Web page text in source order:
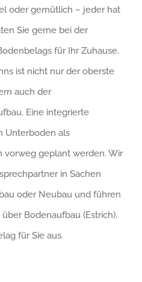
oder gemütlich – jeder hat
Sie gerne bei der
für Ihr Zuhause.
ist nicht nur der oberste
auch der
Eine integrierte
Unterboden als
vorweg geplant werden. Wir
in Sachen
oder Neubau und führen
Bodenaufbau (Estrich),
für Sie aus.